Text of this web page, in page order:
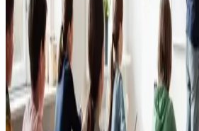
Erhvervsventilation
Kontorer, klinikker, butikker og
Godt indeklima for alle.